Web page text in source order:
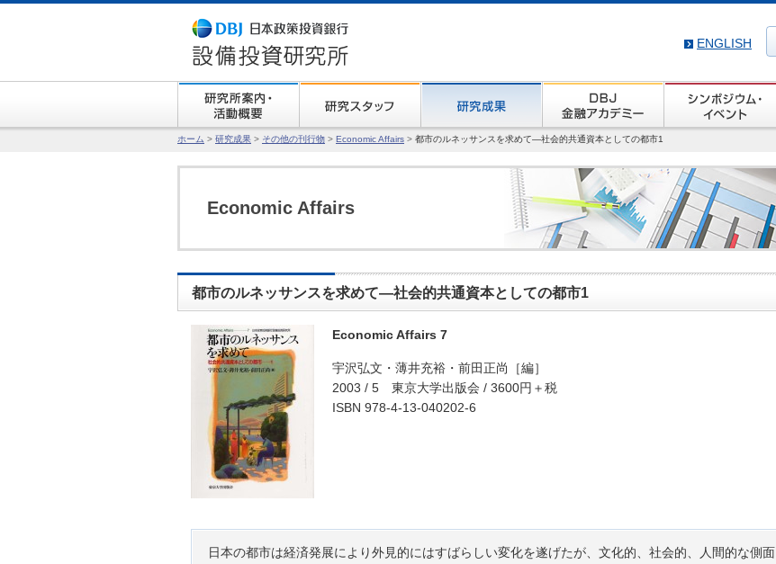
ENGLISH
ホーム > 研究成果 > その他の刊行物 > Economic Affairs > 都市のルネッサンスを求めて―社会的共通資本としての都市1
Economic Affairs
都市のルネッサンスを求めて―社会的共通資本としての都市1
Economic Affairs 7
宇沢弘文・薄井充裕・前田正尚［編］
2003 / 5 東京大学出版会 / 3600円＋税
ISBN 978-4-13-040202-6
日本の都市は経済発展により外見的にはすばらしい変化を遂げたが、文化的、社会的、人間的な側面